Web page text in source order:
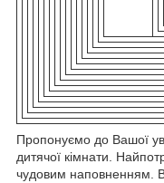
Пропонуємо до Вашої
дитячої кімнати.
чудовим наповненням.